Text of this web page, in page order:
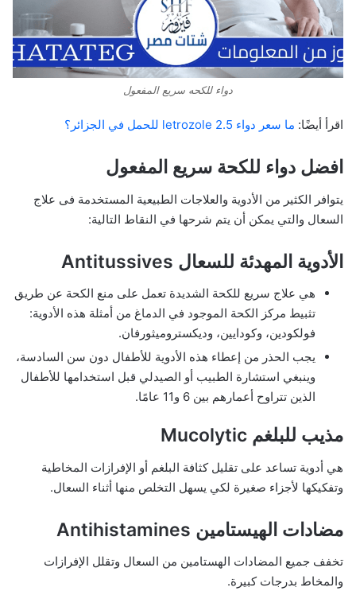
دواء للكحه سريع المفعول
اقرأ أيضًا: ما سعر دواء letrozole 2.5 للحمل في الجزائر؟
افضل دواء للكحة سريع المفعول
يتوافر الكثير من الأدوية والعلاجات الطبيعية المستخدمة فى علاج
السعال والتي يمكن أن يتم شرحها في النقاط التالية:
الأدوية المهدئة للسعال Antitussives
هي علاج سريع للكحة الشديدة تعمل على منع الكحة عن طريق
تثبيط مركز الكحة الموجود في الدماغ من أمثلة هذه الأدوية:
فولكودين، وكودايين، وديكستروميثورفان.
يجب الحذر من إعطاء هذه الأدوية للأطفال دون سن السادسة،
وينبغي استشارة الطبيب أو الصيدلي قبل استخدامها للأطفال
الذين تتراوح أعمارهم بين 6 و11 عامًا.
مذيب للبلغم Mucolytic
هي أدوية تساعد على تقليل كثافة البلغم أو الإفرازات المخاطية
وتفكيكها لأجزاء صغيرة لكي يسهل التخلص منها أثناء السعال.
مضادات الهيستامين Antihistamines
تخفف جميع المضادات الهستامين من السعال وتقلل الإفرازات
والمخاط بدرجات كبيرة.